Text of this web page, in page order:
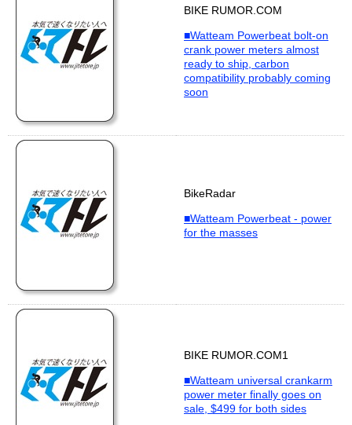
BIKE RUMOR.COM
■Watteam Powerbeat bolt-on
crank power meters almost
ready to ship, carbon
compatibility probably coming
soon
BikeRadar
■Watteam Powerbeat - power
for the masses
BIKE RUMOR.COM1
■Watteam universal crankarm
power meter finally goes on
sale, $499 for both sides